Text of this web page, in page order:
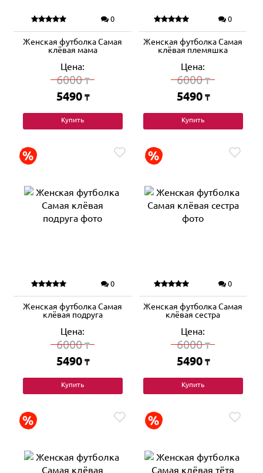
0
Женская футболка Самая
клёвая мама
Цена:
6000₸
5490 ₸
Купить
0
Женская футболка Самая
клёвая племяшка
Цена:
6000₸
5490 ₸
Купить
0
Женская футболка Самая
клёвая подруга
Цена:
6000₸
5490 ₸
Купить
0
Женская футболка Самая
клёвая сестра
Цена:
6000₸
5490 ₸
Купить